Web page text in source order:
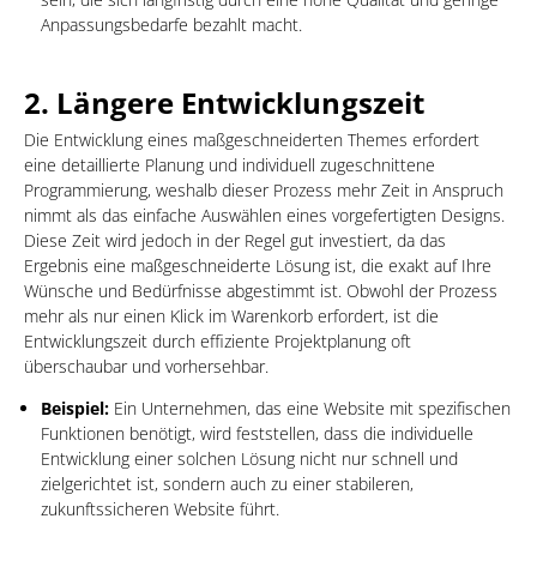
Anpassungsbedarfe bezahlt macht.
2. Längere Entwicklungszeit
Die Entwicklung eines maßgeschneiderten Themes erfordert
eine detaillierte Planung und individuell zugeschnittene
Programmierung, weshalb dieser Prozess mehr Zeit in Anspruch
nimmt als das einfache Auswählen eines vorgefertigten Designs.
Diese Zeit wird jedoch in der Regel gut investiert, da das
Ergebnis eine maßgeschneiderte Lösung ist, die exakt auf Ihre
Wünsche und Bedürfnisse abgestimmt ist. Obwohl der Prozess
mehr als nur einen Klick im Warenkorb erfordert, ist die
Entwicklungszeit durch effiziente Projektplanung oft
überschaubar und vorhersehbar.
Beispiel: Ein Unternehmen, das eine Website mit spezifischen
Funktionen benötigt, wird feststellen, dass die individuelle
Entwicklung einer solchen Lösung nicht nur schnell und
zielgerichtet ist, sondern auch zu einer stabileren,
zukunftssicheren Website führt.